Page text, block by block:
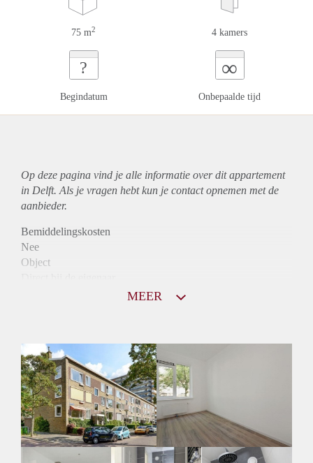
75 m2 4 kamers
?
Begindatum
∞
Onbepaalde tijd
Op deze pagina vind je alle informatie over ditappartement
in Delft. Als je vragen hebt kun je contact opnemen met de
aanbieder.
Bemiddelingskosten
Nee
Object
Huurtoeslag
Niet mogelijk
Inkomen eis
2,9 X Maandhuur Bruto
Huurtermijn
Onbepaalde termijn
Oplevering
MEER